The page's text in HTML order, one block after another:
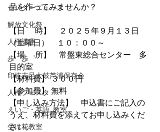
センターニュース
解放文化祭
人権講座
歩゜歩゜
印岐志呂太鼓芦浦保存会
人権フェスタ
えいご・英語_教室
生け花教室
品を作ってみませんか？
【日 　時】　２０２５年９月１３日
（土曜日）　１０：００～
【場　 所】　常盤東総合センター　多
目的室
【材料費】 ３００円
【参加費】 無料
【申し込み方法】　申込書にご記入の
うえ、材料費を添えてお申し込みくだ
さい。